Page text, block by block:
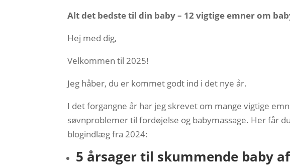
Alt det bedste til din baby – 12 vigtige emner om
Hej med dig,
Velkommen til 2025!
Jeg håber, du er kommet godt ind i det nye år.
I det forgangne år har jeg skrevet om mange vigtige
søvnproblemer til fordøjelse og babymassage. Her får
blogindlæg fra 2024:
5 årsager til skummende baby